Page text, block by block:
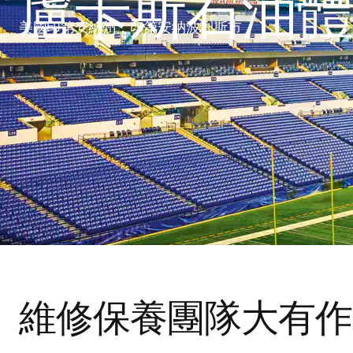
美國印第安納州，印第安納波利斯市
維修保養團隊大有